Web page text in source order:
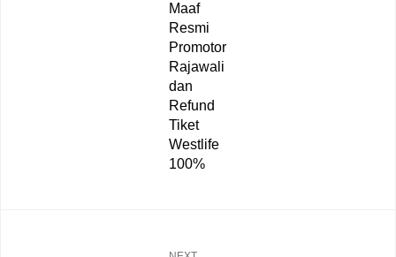
Maaf
Resmi
Promotor
Rajawali
dan
Refund
Tiket
Westlife
100%